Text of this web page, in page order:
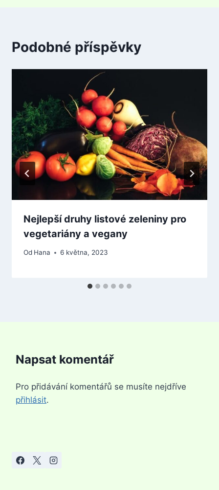
Podobné příspěvky
Nejlepší druhy listové zeleniny pro
vegetariány a vegany
Od Hana 6 května, 2023
Napsat komentář
Pro přidávání komentářů se musíte nejdříve
přihlásit.